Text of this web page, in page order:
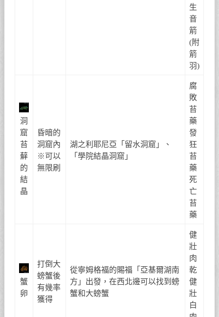
生
音
箭
(附
箭
羽)
洞
窟
苔
蘚
的
結
晶
昏暗的
洞窟內
※可以
無限刷
湖之利耶尼亞「留水洞窟」、
「學院結晶洞窟」
腐
敗
苔
藥
發
狂
苔
藥
死
亡
苔
藥
蟹
卵
打倒大
螃蟹後
有幾率
獲得
從寧姆格福的賜福「亞基爾湖南
方」出發，在西北邊可以找到螃
蟹和大螃蟹
健
壯
肉
乾
健
壯
白